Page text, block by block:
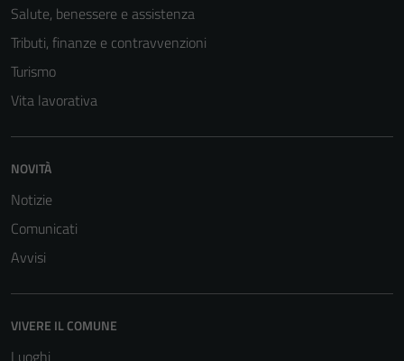
Salute, benessere e assistenza
Tributi, finanze e contravvenzioni
Turismo
Vita lavorativa
NOVITÀ
Notizie
Comunicati
Avvisi
VIVERE IL COMUNE
Luoghi